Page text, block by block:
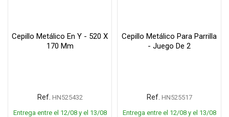
Cepillo Metálico En Y - 520 X
170 Mm
Ref. HN525432
Entrega entre el 12/08 y el 13/08
Cepillo Metálico Para Parrilla
- Juego De 2
Ref. HN525517
Entrega entre el 12/08 y el 13/08